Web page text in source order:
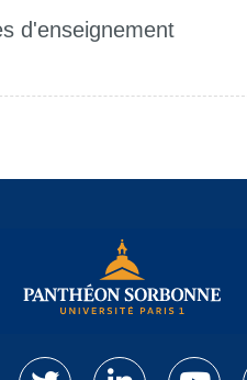
d'enseignement